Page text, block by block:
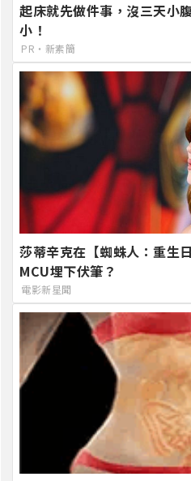
起床就先做件事，沒三天小
小！
PR・新素簡
莎蒂辛克在【蜘蛛人：重生
MCU埋下伏筆？
電影新星聞